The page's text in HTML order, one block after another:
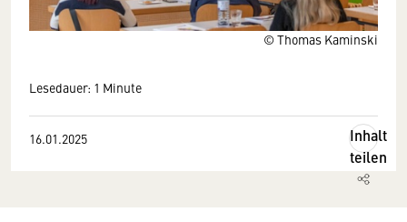
© Thomas Kaminski
Lesedauer: 1 Minute
16.01.2025
Inhalt
teilen